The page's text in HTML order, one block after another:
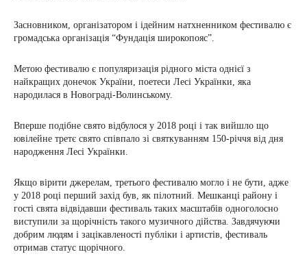
Засновником, організатором і ідейним натхненником фестивалю є
громадська організація “Фундація широкопояс”.
Метою фестивалю є популяризація рідного міста однієї з
найкращих донечок України, поетеси Лесі Українки, яка
народилася в Новограді-Волинському.
Вперше подібне свято відбулося у 2018 році і так вийшло що
ювілейне третє свято співпало зі святкуванням 150-річчя від дня
народження Лесі Українки.
Якщо вірити джерелам, третього фестивалю могло і не бути, адже
у 2018 році перший захід був, як пілотний. Мешканці району і
гості свята відвідавши фестиваль таких масштабів одноголосно
виступили за щорічність такого музичного дійства. Завдячуючи
добрим людям і зацікавленості публіки і артистів, фестиваль
отримав статус щорічного.